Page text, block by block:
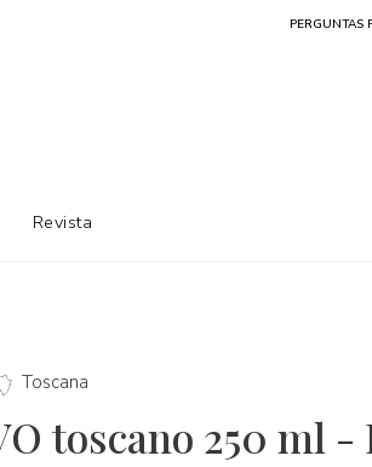
Toscana
toscano 250 ml
PERGUNTAS
Revista